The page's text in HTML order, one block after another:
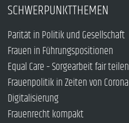
SCHWERPUNKTTHEMEN
Parität in Politik und Gesellschaft
Frauen in Führungspositionen
Equal Care – Sorgearbeit fair teilen
Frauenpolitik in Zeiten von Corona
Digitalisierung
Frauenrecht kompakt